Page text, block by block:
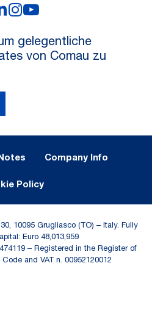
LinkedIn
Instagram
gelegentliche
von Comau zu
Company Info
Policy
10095 Grugliasco (TO) – Italy. Fully
Euro 48,013,959
– Registered in the Register of
and VAT n. 00952120012